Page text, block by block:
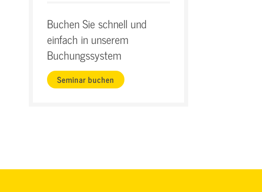
Buchen Sie schnell und
einfach in unserem
Buchungssystem
Seminar buchen